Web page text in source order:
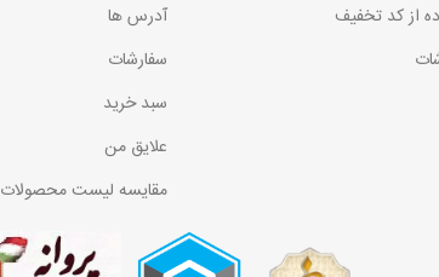
از کد تخفیف
آدرس ها
سفارشات
سبد خرید
علایق من
مقایسه لیست محصولات